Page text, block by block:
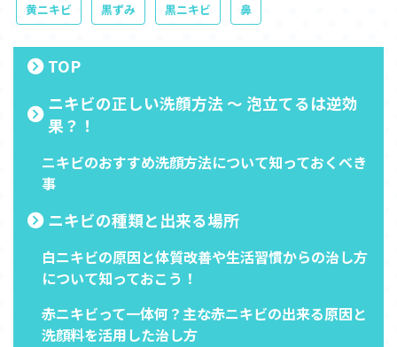
黄ニキビ 黒ずみ 黒ニキビ 鼻
TOP
ニキビの正しい洗顔方法 ～ 泡立てるは逆効
果？！
ニキビのおすすめ洗顔方法について知っておくべき
事
ニキビの種類と出来る場所
白ニキビの原因と体質改善や生活習慣からの治し方
について知っておこう！
赤ニキビって一体何？主な赤ニキビの出来る原因と
洗顔料を活用した治し方